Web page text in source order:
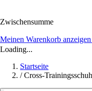
Zwischensumme
Meinen Warenkorb anzeigen
Loading...
Startseite
/ Cross-